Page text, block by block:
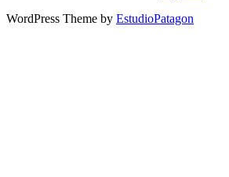
WordPress Theme by EstudioPatagon